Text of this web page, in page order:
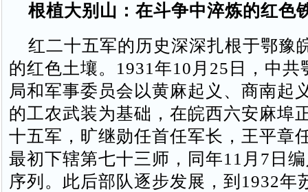
根植大别山：在斗争中淬炼的红色
红二十五军的历史深深扎根于鄂豫
的红色土壤。1931年10月25日，中共
局和军事委员会以黄麻起义、商南起
的工农武装为基础，在皖西六安麻埠
十五军，旷继勋任首任军长，王平章
最初下辖第七十三师，同年11月7日
序列。此后部队逐步发展，到1932年